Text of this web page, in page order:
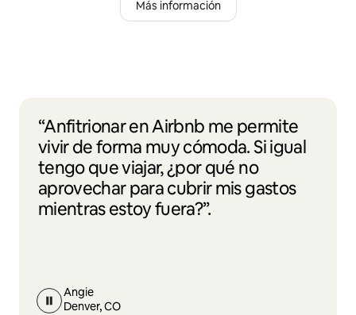
Más información
“Anfitrionar en Airbnb me permite
vivir de forma muy cómoda. Si igual
tengo que viajar, ¿por qué no
aprovechar para cubrir mis gastos
mientras estoy fuera?”.
Angie
Denver, CO